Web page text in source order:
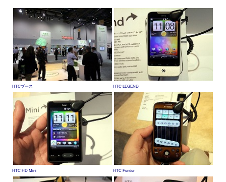
HTCブース HTC LEGEND
HTC HD Mini HTC Fender